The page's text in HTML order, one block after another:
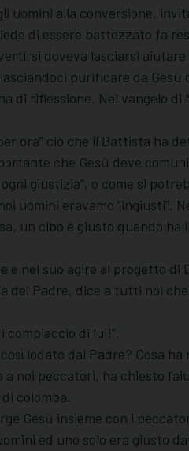
uomini alla conversione,
di essere battezzato fa
doveva lasciarsi
purificare da
di riflessione. Nel vangelo
ora” ciò che il Battista ha
che Gesù deve
giustizia”, o come si
uomini eravamo “ingiusti”.
un cibo è giusto quando
e nel suo agire al progetto di
del Padre, dice a tutti noi
compiaccio di lui!”.
lodato dal Padre? Cosa
noi peccatori, ha chiesto
colomba.
Gesù insieme con i
ed uno solo era giusto